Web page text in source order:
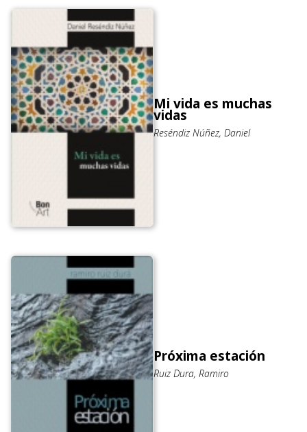
Mi vida es muchas
vidas
Reséndiz Núñez, Daniel
Próxima estación
Ruiz Dura, Ramiro